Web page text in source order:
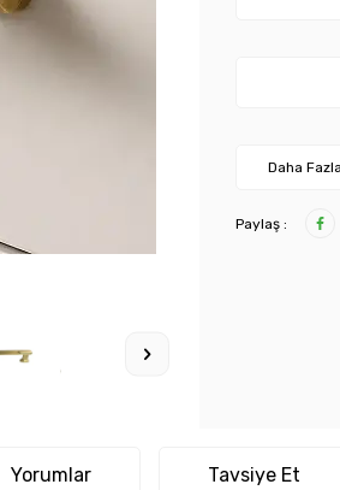
Daha Fazla
Paylaş :
Yorumlar Tavsiye Et